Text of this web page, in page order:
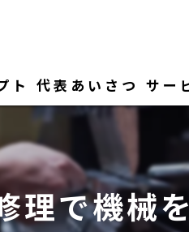
ト 代表あいさつ サー
理で機械